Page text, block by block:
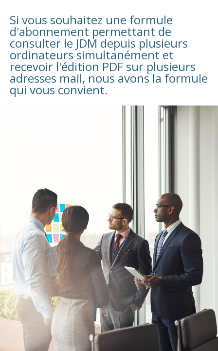
Si vous souhaitez une formule
d'abonnement permettant de
consulter le JDM depuis plusieurs
ordinateurs simultanément et
recevoir l'édition PDF sur plusieurs
adresses mail, nous avons la formule
qui vous convient.